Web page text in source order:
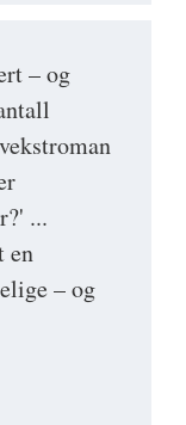
– og
...
en
– og